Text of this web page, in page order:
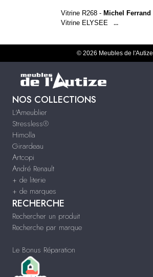
Vitrine R268 - Michel Ferrand
Vitrine ELYSEE
...
© 2026 Meubles de l'Autize
NOS COLLECTIONS
L'Ameublier
Stressless®
Himolla
Girardeau
Artcopi
André Renault
+ de literie
+ de marques
RECHERCHE
Rechercher un produit
Recherche par marque
Le Bonus Réparation